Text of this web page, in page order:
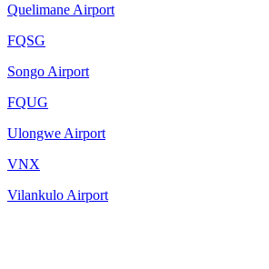
Quelimane Airport
FQSG
Songo Airport
FQUG
Ulongwe Airport
VNX
Vilankulo Airport